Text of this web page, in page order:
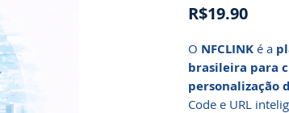
R$19.90Price
O NFCLINK é a
brasileira para
personalização
Code e URL